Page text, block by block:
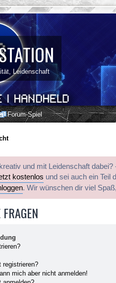
Leidenschaft
Forum-Spiel
und mit Leidenschaft
kostenlos und sei auch ein Teil
. Wir wünschen dir viel
registrieren?
mich aber nicht anmelden!